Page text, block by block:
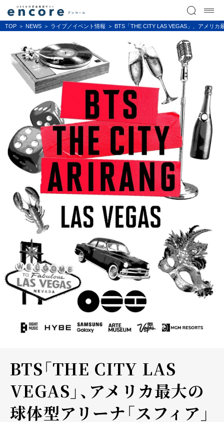
TOP NEWS ライブ／イベント情報 BTS「THE CITY LAS VEGAS」、アメリカ
BTS「THE CITY LAS
VEGAS」、アメリカ最大の
球体型アリーナ「スフィア」